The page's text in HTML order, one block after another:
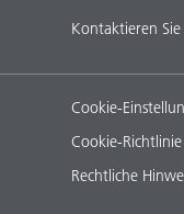
Kontaktieren Sie
Cookie-
Cookie-Richtlinie
Rechtliche